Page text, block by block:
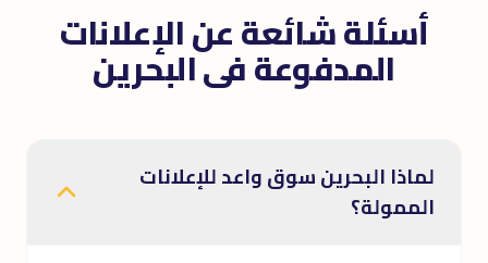
أسئلة شائعة عن الإعلانات
المدفوعة فى البحرين
لماذا البحرين سوق واعد للإعلانات
الممولة؟